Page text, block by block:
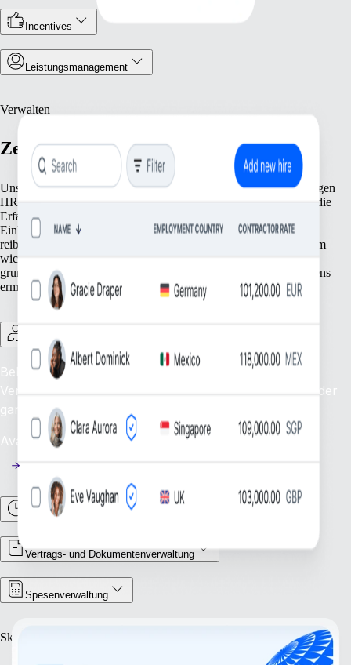
Incentives
Leistungsmanagement
Verwalten
Zentralisiertes Personalmanagement
Unsere Tools erleichtern dir das Personalmanagement mit wichtigen
HR-Funktionen. Von der Pflege deiner Personaldatensätze über die
Erfassung von Arbeitszeiten und Abwesenheiten bis hin zur
Einhaltung lokaler Vorschriften: Wir haben alles, was du für
reibungslose Abläufe brauchst. Konzentriere dich auf das, was am
wichtigsten ist – deine Mitarbeiter:innen. Wir erledigen die
grundlegenden Aufgaben, die das Wachstum deines Unternehmens
ermöglichen.
Contractor Management
Behalte den Überblick über deine Freelancer:innen:
Verwalte und unterstütze deine Freelancer:innen auf der
ganzen Welt.
Availability: Jetzt
Arbeitszeiten und Abwesenheiten
Vertrags- und Dokumentenverwaltung
Spesenverwaltung
Skalieren